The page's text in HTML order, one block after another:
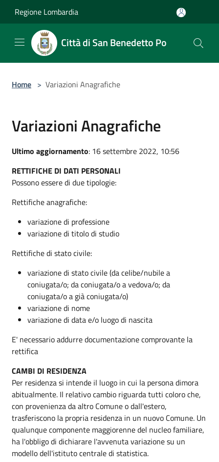
Regione Lombardia
Città di San Benedetto Po
Home > Variazioni Anagrafiche
Variazioni Anagrafiche
Ultimo aggiornamento: 16 settembre 2022, 10:56
RETTIFICHE DI DATI PERSONALI
Possono essere di due tipologie:
Rettifiche anagrafiche:
variazione di professione
variazione di titolo di studio
Rettifiche di stato civile:
variazione di stato civile (da celibe/nubile a
coniugata/o; da coniugata/o a vedova/o; da
coniugata/o a già coniugata/o)
variazione di nome
variazione di data e/o luogo di nascita
E' necessario addurre documentazione comprovante la
rettifica
CAMBI DI RESIDENZA
Per residenza si intende il luogo in cui la persona dimora
abitualmente. Il relativo cambio riguarda tutti coloro che,
con provenienza da altro Comune o dall'estero,
trasferiscono la propria residenza in un nuovo Comune. Un
qualunque componente maggiorenne del nucleo familiare,
ha l'obbligo di dichiarare l'avvenuta variazione su un
modello dell'istituto centrale di statistica.